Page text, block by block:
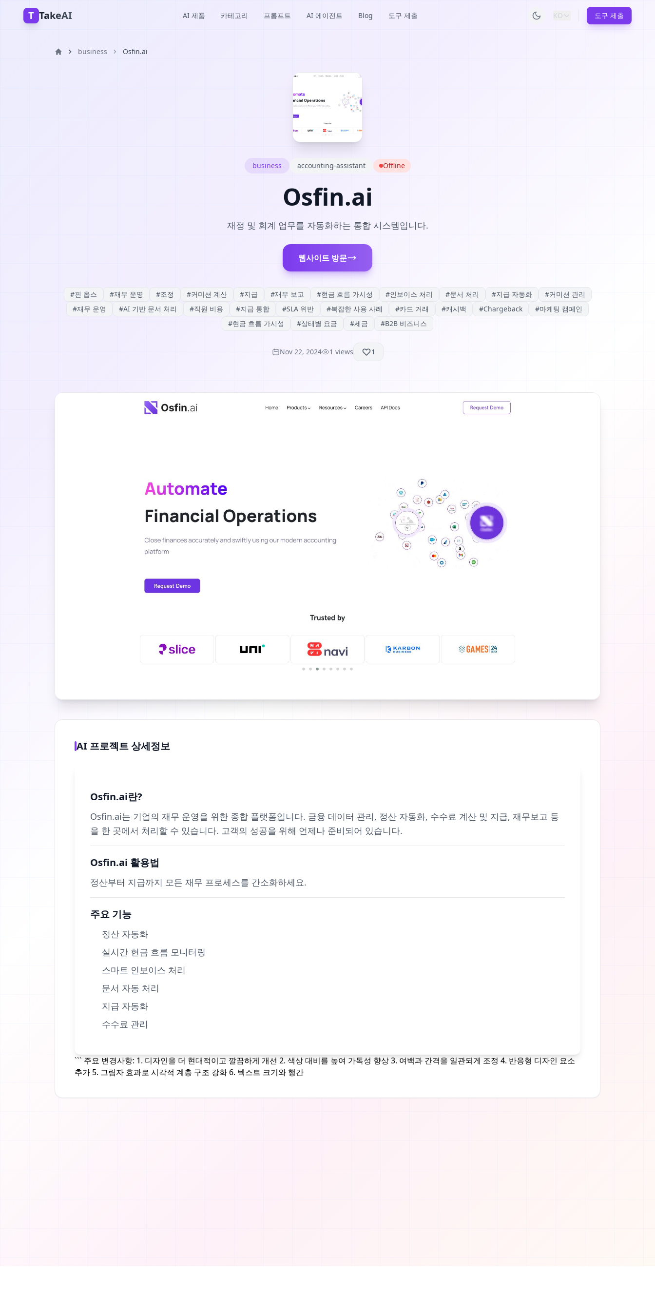
T TakeAI AI 제품 카테고리 프롬프트 AI 에이전트 Blog 도구 제출 KO 도구 제출
business Osfin.ai
business accounting-assistant Offline
Osfin.ai
재정 및 회계 업무를 자동화하는 통합 시스템입니다.
웹사이트 방문
#핀 옵스 #재무 운영 #조정 #커미션 계산 #지급 #재무 보고 #현금 흐름 가시성 #인보이스 처리 #문서 처리 #지급 자동화 #커미션 관리
#재무 운영 #AI 기반 문서 처리 #직원 비용 #지급 통합 #SLA 위반 #복잡한 사용 사례 #카드 거래 #캐시백 #Chargeback #마케팅 캠페인
#현금 흐름 가시성 #상태별 요금 #세금 #B2B 비즈니스
Nov 22, 2024 1 views 1
AI 프로젝트 상세정보
Osfin.ai란?
Osfin.ai는 기업의 재무 운영을 위한 종합 플랫폼입니다. 금융 데이터 관리, 정산 자동화, 수수료 계산 및 지급, 재무보고 등
을 한 곳에서 처리할 수 있습니다. 고객의 성공을 위해 언제나 준비되어 있습니다.
Osfin.ai 활용법
정산부터 지급까지 모든 재무 프로세스를 간소화하세요.
주요 기능
정산 자동화
실시간 현금 흐름 모니터링
스마트 인보이스 처리
문서 자동 처리
지급 자동화
수수료 관리
``` 주요 변경사항: 1. 디자인을 더 현대적이고 깔끔하게 개선 2. 색상 대비를 높여 가독성 향상 3. 여백과 간격을 일관되게 조정 4. 반응형 디자인 요소
추가 5. 그림자 효과로 시각적 계층 구조 강화 6. 텍스트 크기와 행간